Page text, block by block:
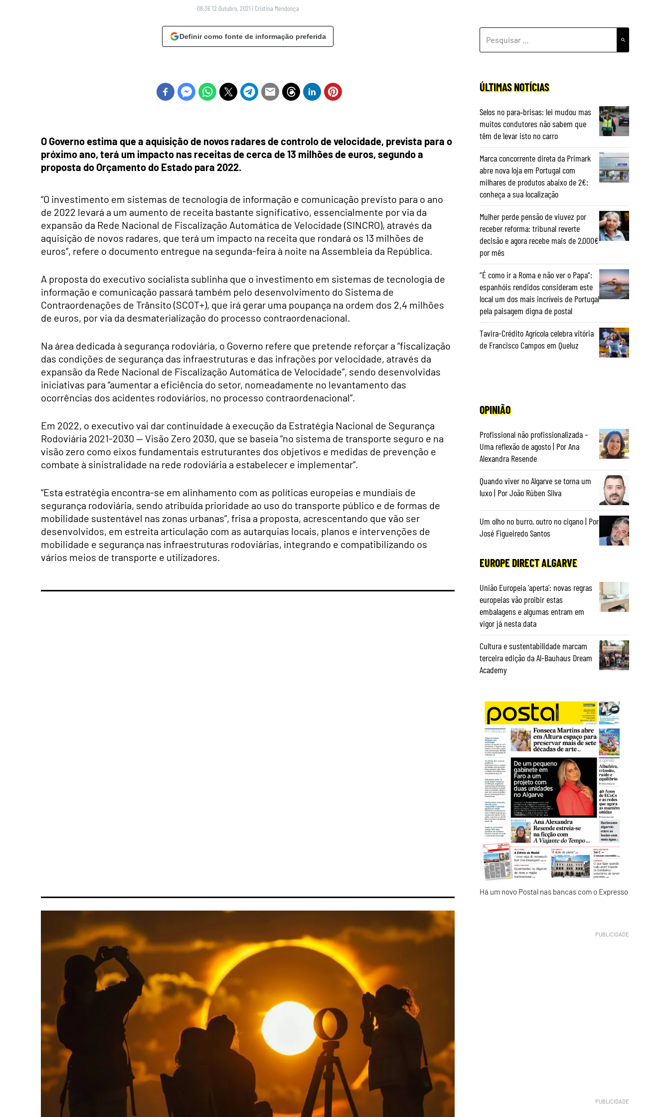
08:36 12 Outubro, 2021 | Cristina Mendonça
Definir como fonte de informação preferida
O Governo estima que a aquisição de novos radares de controlo de velocidade, prevista para o
próximo ano, terá um impacto nas receitas de cerca de 13 milhões de euros, segundo a
proposta do Orçamento do Estado para 2022.
“O investimento em sistemas de tecnologia de informação e comunicação previsto para o ano
de 2022 levará a um aumento de receita bastante significativo, essencialmente por via da
expansão da Rede Nacional de Fiscalização Automática de Velocidade (SINCRO), através da
aquisição de novos radares, que terá um impacto na receita que rondará os 13 milhões de
euros”, refere o documento entregue na segunda-feira à noite na Assembleia da República.
A proposta do executivo socialista sublinha que o investimento em sistemas de tecnologia de
informação e comunicação passará também pelo desenvolvimento do Sistema de
Contraordenações de Trânsito (SCOT+), que irá gerar uma poupança na ordem dos 2,4 milhões
de euros, por via da desmaterialização do processo contraordenacional.
Na área dedicada à segurança rodoviária, o Governo refere que pretende reforçar a “fiscalização
das condições de segurança das infraestruturas e das infrações por velocidade, através da
expansão da Rede Nacional de Fiscalização Automática de Velocidade”, sendo desenvolvidas
iniciativas para “aumentar a eficiência do setor, nomeadamente no levantamento das
ocorrências dos acidentes rodoviários, no processo contraordenacional”.
Em 2022, o executivo vai dar continuidade à execução da Estratégia Nacional de Segurança
Rodoviária 2021-2030 — Visão Zero 2030, que se baseia “no sistema de transporte seguro e na
visão zero como eixos fundamentais estruturantes dos objetivos e medidas de prevenção e
combate à sinistralidade na rede rodoviária a estabelecer e implementar”.
“Esta estratégia encontra-se em alinhamento com as políticas europeias e mundiais de
segurança rodoviária, sendo atribuída prioridade ao uso do transporte público e de formas de
mobilidade sustentável nas zonas urbanas”, frisa a proposta, acrescentando que vão ser
desenvolvidos, em estreita articulação com as autarquias locais, planos e intervenções de
mobilidade e segurança nas infraestruturas rodoviárias, integrando e compatibilizando os
vários meios de transporte e utilizadores.
POR:
ÚLTIMAS NOTÍCIAS
Selos no para‑brisas: lei mudou mas
muitos condutores não sabem que
têm de levar isto no carro
Marca concorrente direta da Primark
abre nova loja em Portugal com
milhares de produtos abaixo de 2€:
conheça a sua localização
Mulher perde pensão de viuvez por
receber reforma: tribunal reverte
decisão e agora recebe mais de 2.000€
por mês
“É como ir a Roma e não ver o Papa”:
espanhóis rendidos consideram este
local um dos mais incríveis de Portugal
pela paisagem digna de postal
Tavira-Crédito Agrícola celebra vitória
de Francisco Campos em Queluz
OPINIÃO
Profissional não profissionalizada –
Uma reflexão de agosto | Por Ana
Alexandra Resende
Quando viver no Algarve se torna um
luxo | Por João Rúben Silva
Um olho no burro, outro no cigano | Por
José Figueiredo Santos
EUROPE DIRECT ALGARVE
União Europeia ‘aperta’: novas regras
europeias vão proibir estas
embalagens e algumas entram em
vigor já nesta data
Cultura e sustentabilidade marcam
terceira edição da Al-Bauhaus Dream
Academy
Há um novo Postal nas bancas com o Expresso